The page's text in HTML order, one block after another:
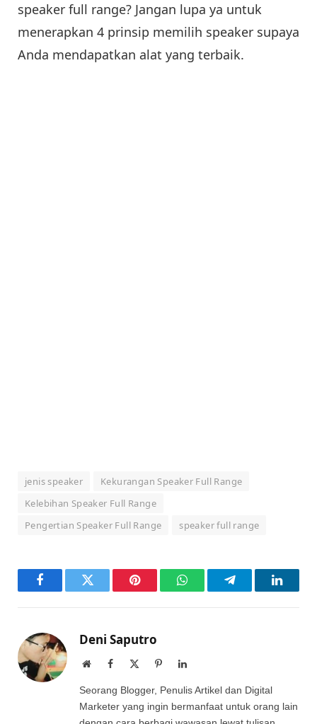
speaker full range? Jangan lupa ya untuk
menerapkan 4 prinsip memilih speaker supaya
Anda mendapatkan alat yang terbaik.
jenis speaker
Kekurangan Speaker Full Range
Kelebihan Speaker Full Range
Pengertian Speaker Full Range
speaker full range
FacebookTwitter Pinterest WhatsAppTelegram
Deni Saputro
WebsiteFacebook PinterestLinkedIn
Seorang Blogger, Penulis Artikel dan Digital
Marketer yang ingin bermanfaat untuk orang lain